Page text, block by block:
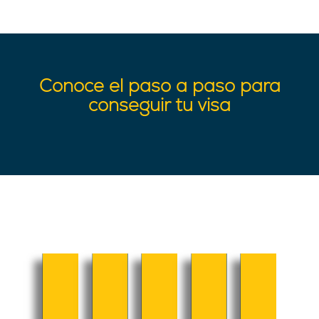
Conoce el paso a paso para
conseguir tu visa